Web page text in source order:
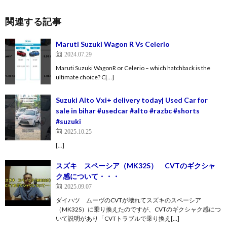
関連する記事
Maruti Suzuki Wagon R Vs Celerio
2024.07.29
Maruti Suzuki WagonR or Celerio – which hatchback is the
ultimate choice? C[…]
Suzuki Alto Vxi+ delivery today| Used Car for
sale in bihar #usedcar #alto #razbc #shorts
#suzuki
2025.10.25
[…]
スズキ スペーシア（MK32S） CVTのギクシャ
ク感について・・・
2025.09.07
ダイハツ ムーヴのCVTが壊れてスズキのスペーシア
（MK32S）に乗り換えたのですが、CVTのギクシャク感につ
いて説明があり「CVTトラブルで乗り換え[…]